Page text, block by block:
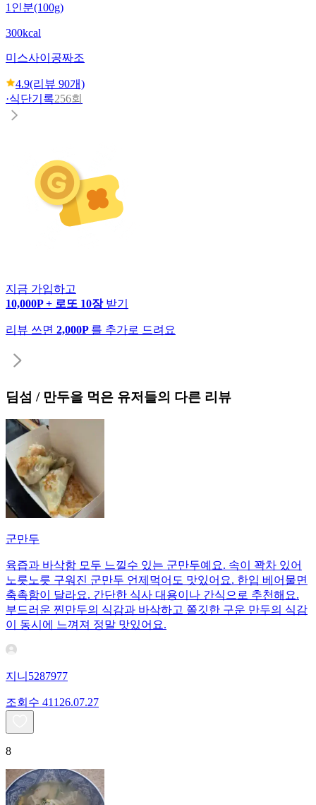
1인분(100g)
300kcal
미스사이공짜조
4.9(리뷰 90개)
·식단기록256회
지금 가입하고
10,000P + 로또 10장 받기
리뷰 쓰면 2,000P 를 추가로 드려요
딤섬 / 만두을 먹은 유저들의 다른 리뷰
군만두
육즙과 바삭함 모두 느낄수 있는 군만두예요. 속이 꽉차 있어
노릇노릇 구워진 군만두 언제먹어도 맛있어요. 한입 베어물면
축촉함이 달라요. 간단한 식사 대용이나 간식으로 추천해요.
부드러운 찐만두의 식감과 바삭하고 쫄깃한 구운 만두의 식감
이 동시에 느껴져 정말 맛있어요.
지니5287977
조회수 411 26.07.27
8